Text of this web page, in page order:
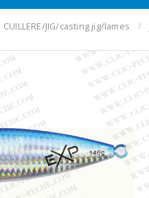
CUILLERE/JIG/casting jig/lames